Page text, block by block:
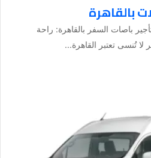
بالقاهرة
باصات السفر بالقاهرة: راحة
تُنسى تعتبر القاهرة...